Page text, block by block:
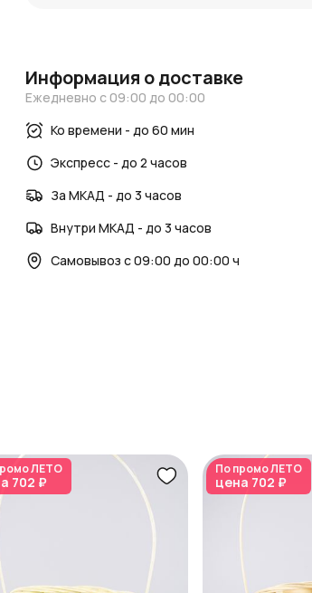
Информация о доставке
Ежедневно с 09:00 до 00:00
Ко времени - до 60 мин
Экспресс - до 2 часов
За МКАД - до 3 часов
Внутри МКАД - до 3 часов
Самовывоз с 09:00 до 00:00 ч
ЛЕТО
702 ₽
По промоЛЕТО
цена 702 ₽